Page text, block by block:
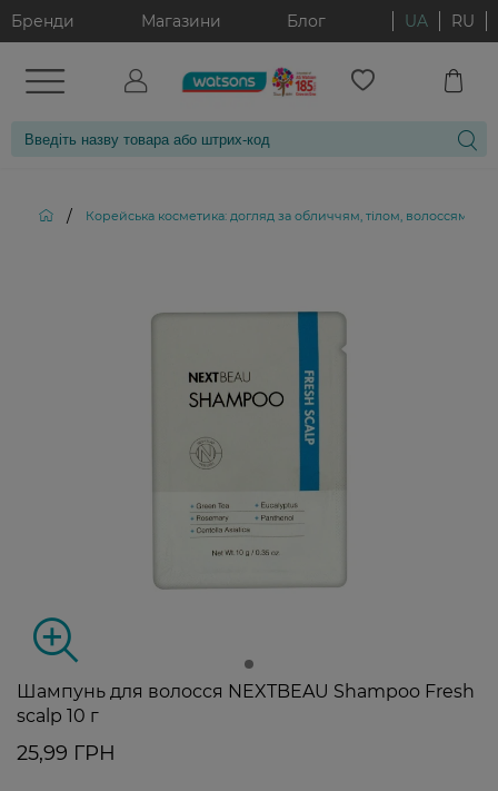
Бренди Магазини Блог UA RU
/ Корейська косметика: догляд за обличчям, тілом, волоссям і
Шампунь для волосся NEXTBEAU Shampoo Fresh
scalp 10 г
25,99 ГРН